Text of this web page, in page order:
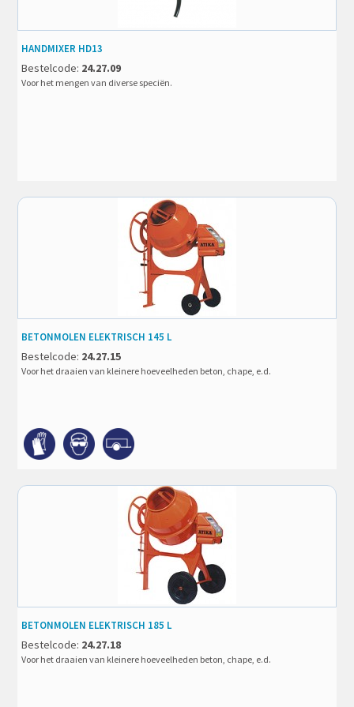
HANDMIXER HD13
Bestelcode: 24.27.09
Voor het mengen van diverse speciën.
BETONMOLEN ELEKTRISCH 145 L
Bestelcode: 24.27.15
Voor het draaien van kleinere hoeveelheden beton, chape, e.d.
BETONMOLEN ELEKTRISCH 185 L
Bestelcode: 24.27.18
Voor het draaien van kleinere hoeveelheden beton, chape, e.d.